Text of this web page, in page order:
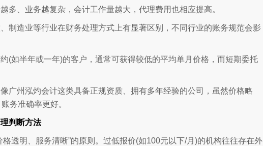
多、业务越复杂，会计工作量越大，代理费用也相应提高。
制造业等行业在财务处理方式上有显著区别，不同行业的账务规范会影
(如半年或一年)的客户，通常可获得较低的平均单月价格，而短期委托
广州泓灼会计这类具备正规资质、拥有多年经验的公司，虽然价格略
务准确率更好。
判断方法
透明、服务清晰”的原则。过低报价(如100元以下/月)的机构往往存在外